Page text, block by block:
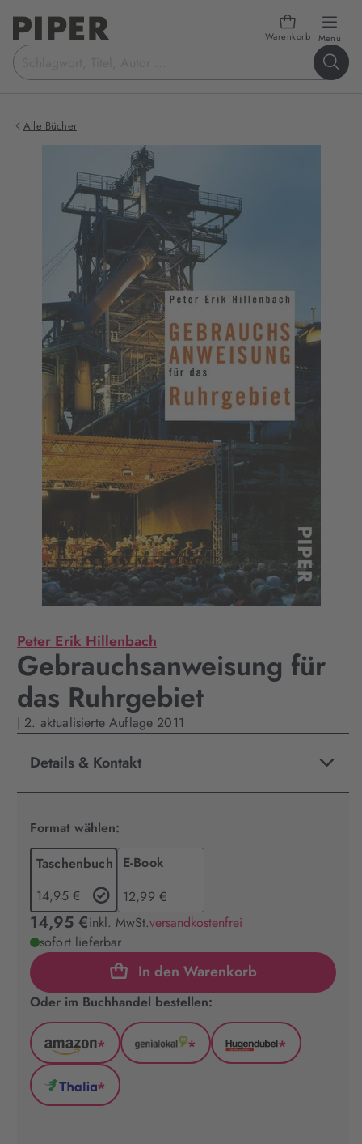
Warenkorb Menü
Suchbegriff
eingeben
Alle Bücher
Peter Erik Hillenbach
Gebrauchsanweisung für
das Ruhrgebiet
| 2. aktualisierte Auflage 2011
Details & Kontakt
Format wählen:
Taschenbuch
14,95 €
E-Book
12,99 €
14,95 €inkl. MwSt.versandkostenfrei
sofort lieferbar
In den Warenkorb
Oder im Buchhandel bestellen:
Amazon
(wird
in
neuem
*
GenialLokal
*
Hugendubel
*
Thalia
*